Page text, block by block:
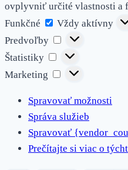
ovplyvniť určité vlastnosti a
Funkčné
Funkčné
Vždy aktívny
Predvoľby
Predvoľby
Štatistiky
Štatistiky
Marketing
Marketing
Spravovať možnosti
Správa služieb
Spravovať
Prečítajte si viac o